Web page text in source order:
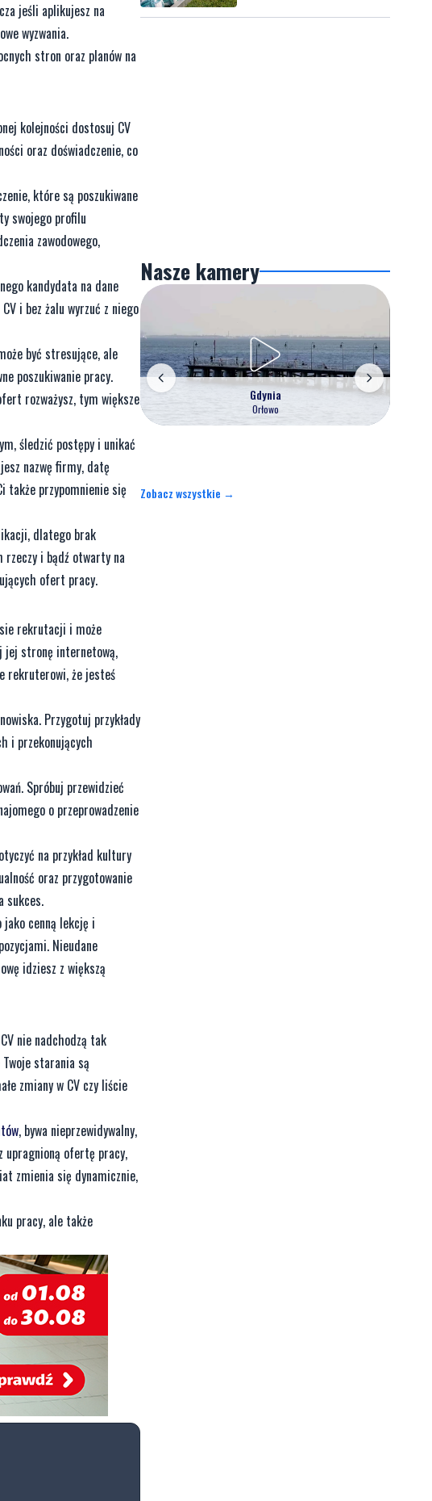
jeśli aplikujesz na
wyzwania.
stron oraz planów na
kolejności dostosuj CV
oraz doświadczenie, co
które są poszukiwane
swojego profilu
zawodowego,
kandydata na dane
i bez żalu wyrzuć z niego
być stresujące, ale
poszukiwanie pracy.
rozważysz, tym większe
śledzić postępy i unikać
nazwę firmy, datę
także przypomnienie się
dlatego brak
rzeczy i bądź otwarty na
ofert pracy.
rekrutacji i może
jej stronę internetową,
rekruterowi, że jesteś
Przygotuj przykłady
i przekonujących
Spróbuj przewidzieć
o przeprowadzenie
na przykład kultury
oraz przygotowanie
sukces.
cenną lekcję i
Nieudane
idziesz z większą
nie nadchodzą tak
starania są
zmiany w CV czy liście
, bywa nieprzewidywalny,
upragnioną ofertę pracy,
zmienia się dynamicznie,
pracy, ale także
Nasze kamery
Gdynia
Orłowo
Zobacz wszystkie →